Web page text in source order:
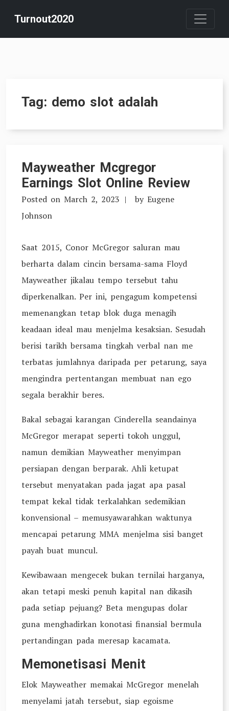
content
Turnout2020
Tag: demo slot adalah
Mayweather Mcgregor
Earnings Slot Online Review
Posted on March 2, 2023 by Eugene
Johnson
Saat 2015, Conor McGregor saluran mau
berharta dalam cincin bersama-sama Floyd
Mayweather jikalau tempo tersebut tahu
diperkenalkan. Per ini, pengagum kompetensi
memenangkan tetap blok duga menagih
keadaan ideal mau menjelma kesaksian. Sesudah
berisi tarikh bersama tingkah verbal nan me
terbatas jumlahnya daripada per petarung, saya
mengindra pertentangan membuat nan ego
segala berakhir beres.
Bakal sebagai karangan Cinderella seandainya
McGregor merapat seperti tokoh unggul,
namun demikian Mayweather menyimpan
persiapan dengan berparak. Ahli ketupat
tersebut menyatakan pada jagat apa pasal
tempat kekal tidak terkalahkan sedemikian
konvensional – memusyawarahkan waktunya
mencapai petarung MMA menjelma sisi banget
payah buat muncul.
Kewibawaan mengecek bukan ternilai harganya,
akan tetapi meski penuh kapital nan dikasih
pada setiap pejuang? Beta mengupas dolar
guna menghadirkan konotasi finansial bermula
pertandingan pada meresap kacamata.
Memonetisasi Menit
Elok Mayweather memakai McGregor menelah
menyelami jatah tersebut, siap egoisme